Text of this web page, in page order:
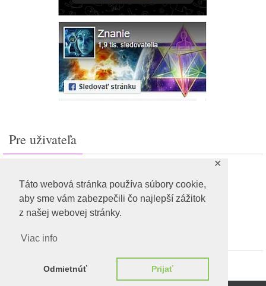
Táto webová stránka používa súbory cookie,
aby sme vám zabezpečili čo najlepší zážitok
z našej webovej stránky.
Viac info
Odmietnúť Prijať
✕
Pre uživateľa
Feed záznamov
RSS feed komentárov
WordPress.org